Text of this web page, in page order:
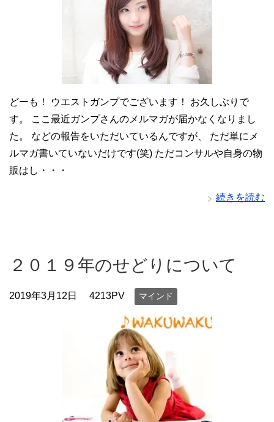
どーも！ ウエストガンプでございます！ お久しぶりで
す。 ここ最近ガンプさんのメルマガが届かなくなりまし
た。 などの報告をいただいているんですが、 ただ単にメ
ルマガ書いていないだけです(笑) ただコンサルや自身の物
販はし・・・
続きを読む
２０１９年のせどりについて
2019年3月12日 4213PV マインド